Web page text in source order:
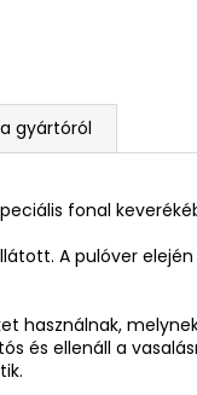
gyártóról
fonal
A pulóver
használnak,
és ellenáll a